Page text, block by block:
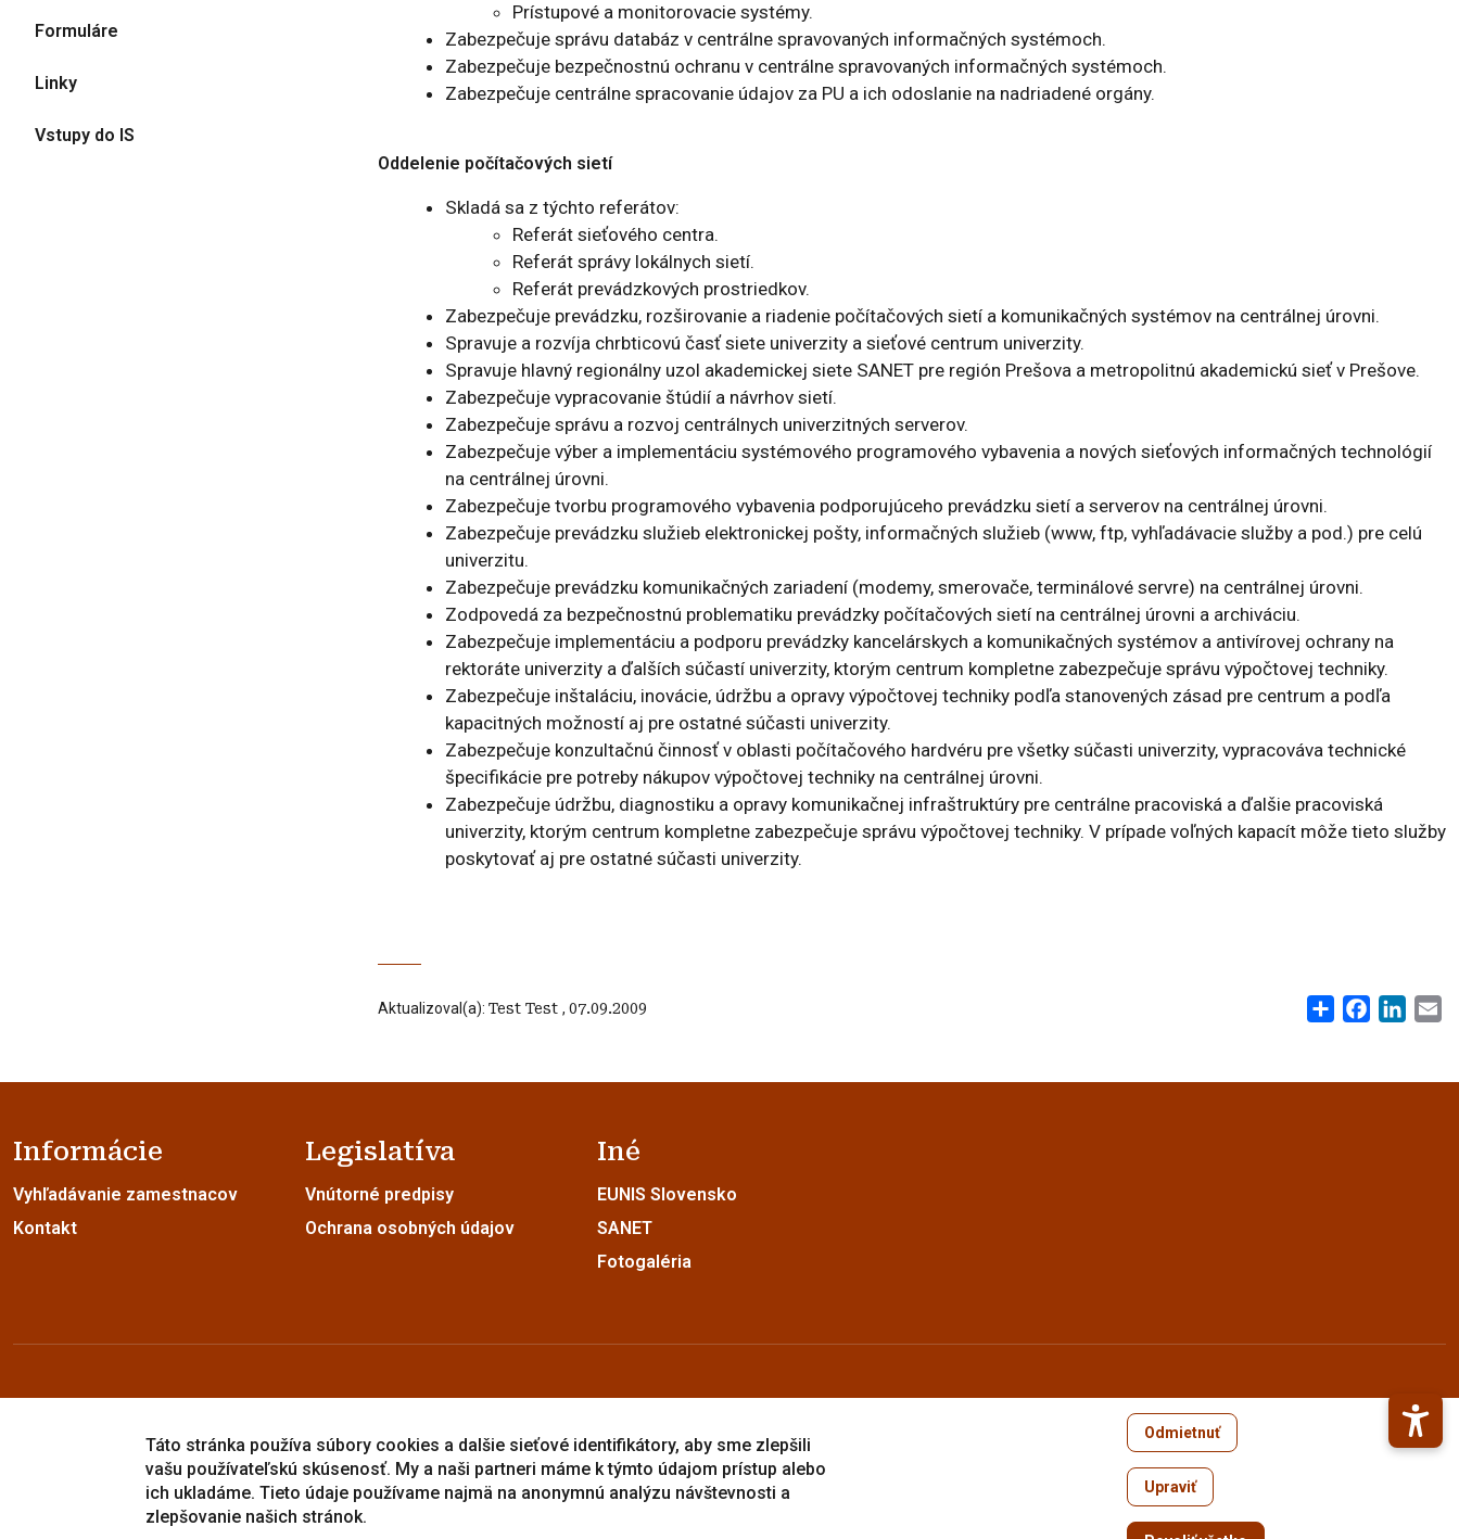
Prístupové a monitorovacie systémy.
Zabezpečuje správu databáz v centrálne spravovaných informačných systémoch.
Zabezpečuje bezpečnostnú ochranu v centrálne spravovaných informačných systémoch.
Zabezpečuje centrálne spracovanie údajov za PU a ich odoslanie na nadriadené orgány.
Oddelenie počítačových sietí
Skladá sa z týchto referátov:
Referát sieťového centra.
Referát správy lokálnych sietí.
Referát prevádzkových prostriedkov.
Zabezpečuje prevádzku, rozširovanie a riadenie počítačových sietí a komunikačných systémov na centrálnej úrovni.
Spravuje a rozvíja chrbticovú časť siete univerzity a sieťové centrum univerzity.
Spravuje hlavný regionálny uzol akademickej siete SANET pre región Prešova a metropolitnú akademickú sieť v Prešove.
Zabezpečuje vypracovanie štúdií a návrhov sietí.
Zabezpečuje správu a rozvoj centrálnych univerzitných serverov.
Zabezpečuje výber a implementáciu systémového programového vybavenia a nových sieťových informačných technológií
na centrálnej úrovni.
Zabezpečuje tvorbu programového vybavenia podporujúceho prevádzku sietí a serverov na centrálnej úrovni.
Zabezpečuje prevádzku služieb elektronickej pošty, informačných služieb (www, ftp, vyhľadávacie služby a pod.) pre celú
univerzitu.
Zabezpečuje prevádzku komunikačných zariadení (modemy, smerovače, terminálové servre) na centrálnej úrovni.
Zodpovedá za bezpečnostnú problematiku prevádzky počítačových sietí na centrálnej úrovni a archiváciu.
Zabezpečuje implementáciu a podporu prevádzky kancelárskych a komunikačných systémov a antivírovej ochrany na
rektoráte univerzity a ďalších súčastí univerzity, ktorým centrum kompletne zabezpečuje správu výpočtovej techniky.
Zabezpečuje inštaláciu, inovácie, údržbu a opravy výpočtovej techniky podľa stanovených zásad pre centrum a podľa
kapacitných možností aj pre ostatné súčasti univerzity.
Zabezpečuje konzultačnú činnosť v oblasti počítačového hardvéru pre všetky súčasti univerzity, vypracováva technické
špecifikácie pre potreby nákupov výpočtovej techniky na centrálnej úrovni.
Zabezpečuje údržbu, diagnostiku a opravy komunikačnej infraštruktúry pre centrálne pracoviská a ďalšie pracoviská
univerzity, ktorým centrum kompletne zabezpečuje správu výpočtovej techniky. V prípade voľných kapacít môže tieto služby
poskytovať aj pre ostatné súčasti univerzity.
Aktualizoval(a): Test Test , 07.09.2009 Share Facebook
Formuláre
Linky
Vstupy do IS
Informácie
Vyhľadávanie zamestnacov
Kontakt
Legislatíva
Vnútorné predpisy
Ochrana osobných údajov
Iné
EUNIS Slovensko
SANET
Fotogaléria
Copyright © 2005-2026
Prešovská univerzita v Prešove|Created byActivIT
Táto stránka používa súbory cookies a dalšie sieťové identifikátory, aby sme zlepšili
vašu používateľskú skúsenosť. My a naši partneri máme k týmto údajom prístup alebo
ich ukladáme. Tieto údaje používame najmä na anonymnú analýzu návštevnosti a
zlepšovanie našich stránok.
Odmietnuť
Upraviť